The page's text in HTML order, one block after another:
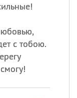
с тобою.